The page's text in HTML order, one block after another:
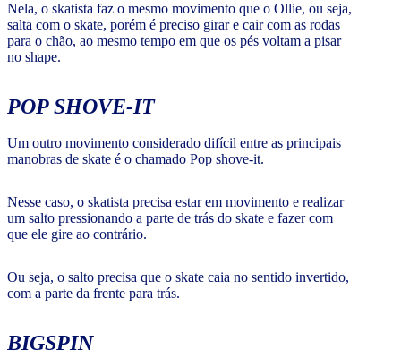
Nela, o skatista faz o mesmo movimento que o Ollie, ou seja,
salta com o skate, porém é preciso girar e cair com as rodas
para o chão, ao mesmo tempo em que os pés voltam a pisar
no shape.
POP SHOVE-IT
Um outro movimento considerado difícil entre as principais
manobras de skate é o chamado Pop shove-it.
Nesse caso, o skatista precisa estar em movimento e realizar
um salto pressionando a parte de trás do skate e fazer com
que ele gire ao contrário.
Ou seja, o salto precisa que o skate caia no sentido invertido,
com a parte da frente para trás.
BIGSPIN